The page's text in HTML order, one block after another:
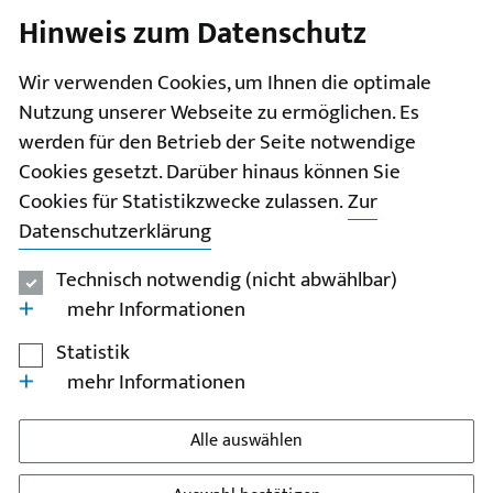
II
III
IV
V
Hinweis zum Datenschutz
Wir verwenden Cookies, um Ihnen die optimale
Nutzung unserer Webseite zu ermöglichen. Es
werden für den Betrieb der Seite notwendige
Cookies gesetzt. Darüber hinaus können Sie
Cookies für Statistikzwecke zulassen.Zur
Datenschutzerklärung
Technisch notwendig (nicht abwählbar)
mehr Informationen
Statistik
mehr Informationen
Alle auswählen